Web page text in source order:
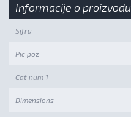
Informacije o proizvodu
Sifra
Pic poz
Cat num 1
Dimensions